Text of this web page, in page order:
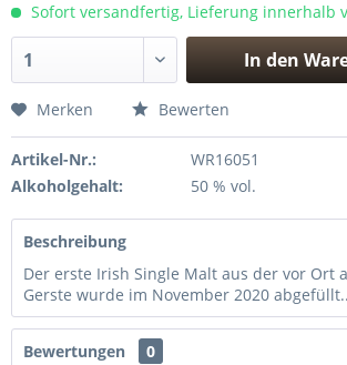
Sofort versandfertig, Lieferung innerhalb
In den
Merken Bewerten
Artikel-Nr.:
WR16051
Alkoholgehalt:
50 % vol.
Beschreibung
Der erste Irish Single Malt aus der vor Ort
Gerste wurde im November 2020
Bewertungen
0